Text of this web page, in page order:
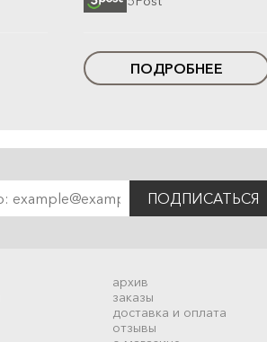
ПОДРОБНЕЕ
ПОДПИСАТЬСЯ
архив
заказы
доставка и оплата
отзывы